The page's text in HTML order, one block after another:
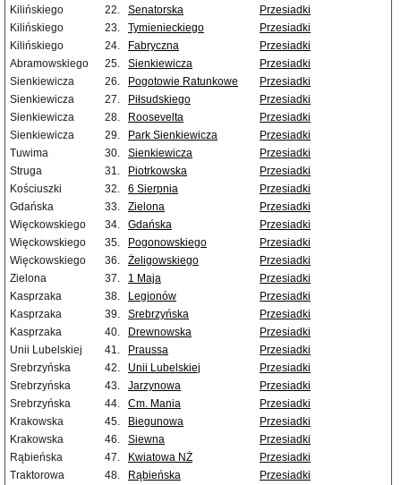
Kilińskiego
22. Senatorska
Przesiadki
Kilińskiego
23. Tymienieckiego
Przesiadki
Kilińskiego
24. Fabryczna
Przesiadki
Abramowskiego
25. Sienkiewicza
Przesiadki
Sienkiewicza
26. Pogotowie Ratunkowe
Przesiadki
Sienkiewicza
27. Piłsudskiego
Przesiadki
Sienkiewicza
28. Roosevelta
Przesiadki
Sienkiewicza
29. Park Sienkiewicza
Przesiadki
Tuwima
30. Sienkiewicza
Przesiadki
Struga
31. Piotrkowska
Przesiadki
Kościuszki
32. 6 Sierpnia
Przesiadki
Gdańska
33. Zielona
Przesiadki
Więckowskiego
34. Gdańska
Przesiadki
Więckowskiego
35. Pogonowskiego
Przesiadki
Więckowskiego
36. Żeligowskiego
Przesiadki
Zielona
37. 1 Maja
Przesiadki
Kasprzaka
38. Legionów
Przesiadki
Kasprzaka
39. Srebrzyńska
Przesiadki
Kasprzaka
40. Drewnowska
Przesiadki
Unii Lubelskiej
41. Praussa
Przesiadki
Srebrzyńska
42. Unii Lubelskiej
Przesiadki
Srebrzyńska
43. Jarzynowa
Przesiadki
Srebrzyńska
44. Cm. Mania
Przesiadki
Krakowska
45. Biegunowa
Przesiadki
Krakowska
46. Siewna
Przesiadki
Rąbieńska
47. Kwiatowa NŻ
Przesiadki
Traktorowa
48. Rąbieńska
Przesiadki